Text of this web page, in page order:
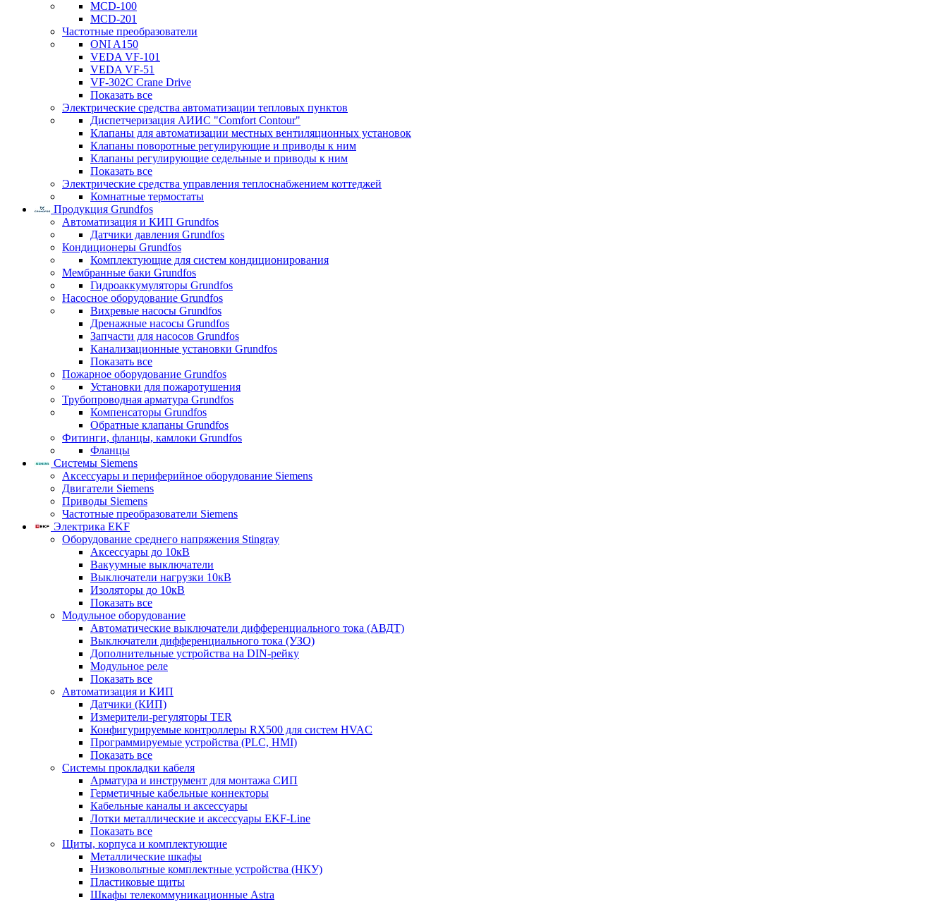
MCD-100
MCD-201
Частотные преобразователи
ONI A150
VEDA VF-101
VEDA VF-51
VF-302C Crane Drive
Показать все
Электрические средства автоматизации тепловых пунктов
Диспетчеризация АИИС "Comfort Contour"
Клапаны для автоматизации местных вентиляционных установок
Клапаны поворотные регулирующие и приводы к ним
Клапаны регулирующие седельные и приводы к ним
Показать все
Электрические средства управления теплоснабжением коттеджей
Комнатные термостаты
Продукция Grundfos
Автоматизация и КИП Grundfos
Датчики давления Grundfos
Кондиционеры Grundfos
Комплектующие для систем кондиционирования
Мембранные баки Grundfos
Гидроаккумуляторы Grundfos
Насосное оборудование Grundfos
Вихревые насосы Grundfos
Дренажные насосы Grundfos
Запчасти для насосов Grundfos
Канализационные установки Grundfos
Показать все
Пожарное оборудование Grundfos
Установки для пожаротушения
Трубопроводная арматура Grundfos
Компенсаторы Grundfos
Обратные клапаны Grundfos
Фитинги, фланцы, камлоки Grundfos
Фланцы
Системы Siemens
Аксессуары и периферийное оборудование Siemens
Двигатели Siemens
Приводы Siemens
Частотные преобразователи Siemens
Электрика EKF
Оборудование среднего напряжения Stingray
Аксессуары до 10кВ
Вакуумные выключатели
Выключатели нагрузки 10кВ
Изоляторы до 10кВ
Показать все
Модульное оборудование
Автоматические выключатели дифференциального тока (АВДТ)
Выключатели дифференциального тока (УЗО)
Дополнительные устройства на DIN-рейку
Модульное реле
Показать все
Автоматизация и КИП
Датчики (КИП)
Измерители-регуляторы TER
Конфигурируемые контроллеры RX500 для систем HVAC
Программируемые устройства (PLC, HMI)
Показать все
Системы прокладки кабеля
Арматура и инструмент для монтажа СИП
Герметичные кабельные коннекторы
Кабельные каналы и аксессуары
Лотки металлические и аксессуары EKF-Line
Показать все
Щиты, корпуса и комплектующие
Металлические шкафы
Низковольтные комплектные устройства (НКУ)
Пластиковые щиты
Шкафы телекоммуникационные Astra